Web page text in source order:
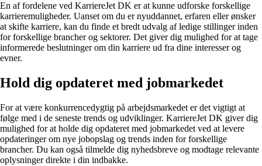
En af fordelene ved KarriereJet DK er at kunne udforske forskellige
karrieremuligheder. Uanset om du er nyuddannet, erfaren eller ønsker
at skifte karriere, kan du finde et bredt udvalg af ledige stillinger inden
for forskellige brancher og sektorer. Det giver dig mulighed for at tage
informerede beslutninger om din karriere ud fra dine interesser og
evner.
Hold dig opdateret med jobmarkedet
For at være konkurrencedygtig på arbejdsmarkedet er det vigtigt at
følge med i de seneste trends og udviklinger. KarriereJet DK giver dig
mulighed for at holde dig opdateret med jobmarkedet ved at levere
opdateringer om nye jobopslag og trends inden for forskellige
brancher. Du kan også tilmelde dig nyhedsbreve og modtage relevante
oplysninger direkte i din indbakke.